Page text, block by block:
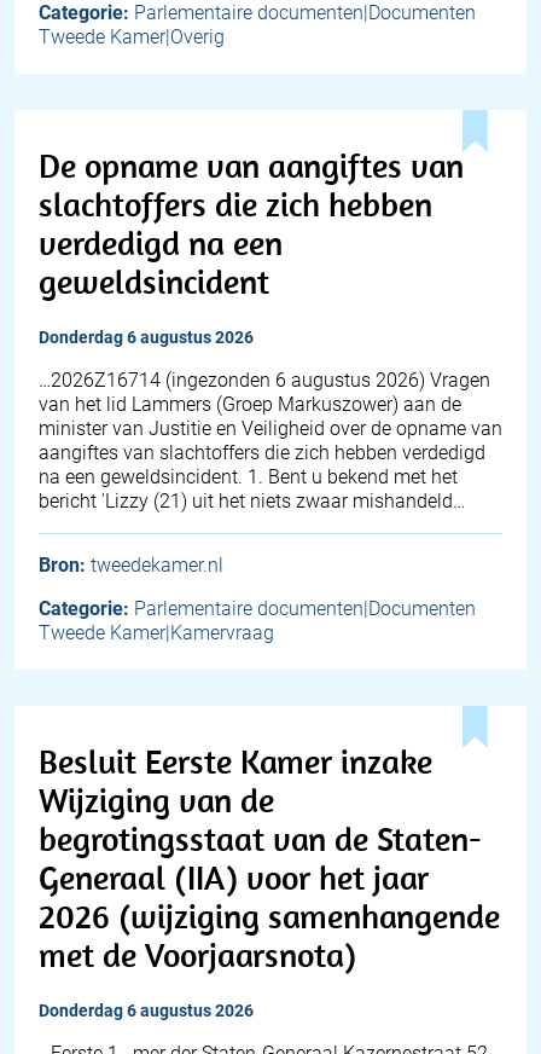
Categorie: Parlementaire documenten|Documenten
Tweede Kamer|Overig
De opname van aangiftes van
slachtoffers die zich hebben
verdedigd na een
geweldsincident
donderdag 6 augustus 2026
… 2026Z16714 (ingezonden 6 augustus 2026) Vragen
van het lid Lammers (Groep Markuszower) aan de
minister van Justitie en Veiligheid over de opname van
aangiftes van slachtoffers die zich hebben verdedigd
na een geweldsincident. 1. Bent u bekend met het
bericht 'Lizzy (21) uit het niets zwaar mishandeld…
Bron: tweedekamer.nl
Categorie: Parlementaire documenten|Documenten
Tweede Kamer|Kamervraag
Besluit Eerste Kamer inzake
Wijziging van de
begrotingsstaat van de Staten-
Generaal (IIA) voor het jaar
2026 (wijziging samenhangende
met de Voorjaarsnota)
donderdag 6 augustus 2026